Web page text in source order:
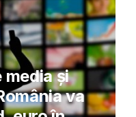
media și
va